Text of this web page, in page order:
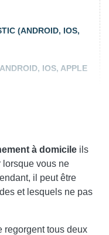
(ANDROID, IOS,
IOS, APPLE
WATCH, APPLE
à domicile ils
lorsque vous ne
il peut être
et lesquels ne pas
regorgent tous deux